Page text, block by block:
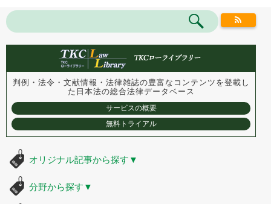
判例・法令・文献情報・法律雑誌の豊富なコンテンツを登載し
た 日本法の総合法律データベース
サービスの概要
無料トライアル
オリジナル記事から探す ▼
分野から探す ▼